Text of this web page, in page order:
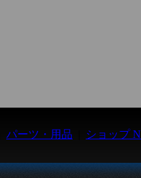
パーツ・用品 ショップ